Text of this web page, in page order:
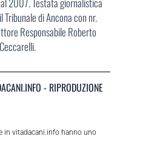
di Ancona con nr.
Responsabile Roberto
Ceccarelli.
- RIPRODUZIONE
in vitadacani.info hanno uno